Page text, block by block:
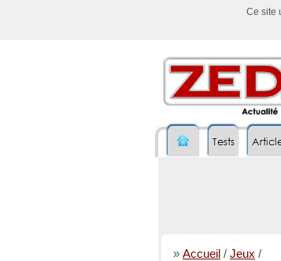
Ce site
Tests
» Accueil / Jeux /